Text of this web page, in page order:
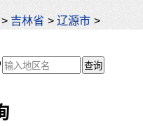
> 吉林省 >辽源市 >